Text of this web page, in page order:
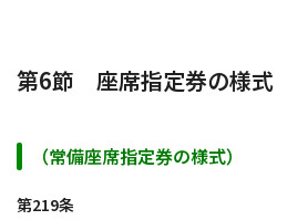
第6節 座席指定券の様式
（常備座席指定券の様式）
第219条